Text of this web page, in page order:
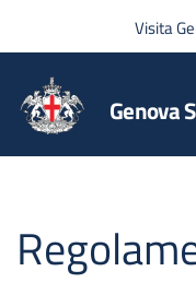
Salta
Visita
Genova